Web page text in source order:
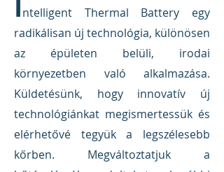
ntelligent Thermal Battery egy
radikálisan új technológia, különösen
az épületen belüli, irodai
környezetben való alkalmazása.
Küldetésünk, hogy innovatív új
technológiánkat megismertessük és
elérhetővé tegyük a legszélesebb
kőrben. Megváltoztatjuk a